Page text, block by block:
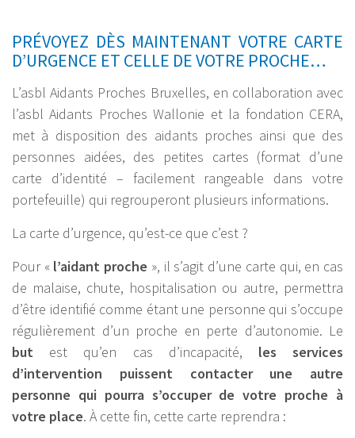
PRÉVOYEZ DÈS MAINTENANT VOTRE CARTE
D’URGENCE ET CELLE DE VOTRE PROCHE…
L’asbl Aidants Proches Bruxelles, en collaboration avec
l’asbl Aidants Proches Wallonie et la fondation CERA,
met à disposition des aidants proches ainsi que des
personnes aidées, des petites cartes (format d’une
carte d’identité – facilement rangeable dans votre
portefeuille) qui regrouperont plusieurs informations.
La carte d’urgence, qu’est-ce que c’est ?
Pour «l’aidant proche », il s’agit d’une carte qui, en cas
de malaise, chute, hospitalisation ou autre, permettra
d’être identifié comme étant une personne qui s’occupe
régulièrement d’un proche en perte d’autonomie. Le
but est qu’en cas d’incapacité, les services
d’intervention puissent contacter une autre
personne qui pourra s’occuper de votre proche à
votre place. À cette fin, cette carte reprendra :